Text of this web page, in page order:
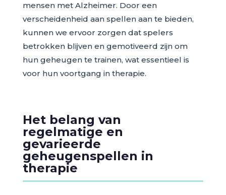
mensen met Alzheimer. Door een
verscheidenheid aan spellen aan te bieden,
kunnen we ervoor zorgen dat spelers
betrokken blijven en gemotiveerd zijn om
hun geheugen te trainen, wat essentieel is
voor hun voortgang in therapie.
Het belang van
regelmatige en
gevarieerde
geheugenspellen in
therapie